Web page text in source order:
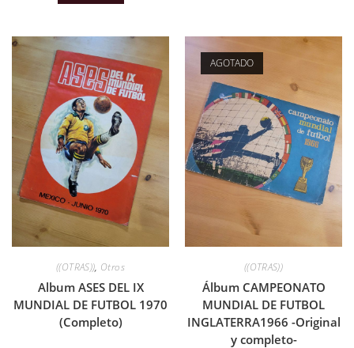
((OTRAS)), Otros
Album ASES DEL IX
MUNDIAL DE FUTBOL 1970
(Completo)
AGOTADO
((OTRAS))
Álbum CAMPEONATO
MUNDIAL DE FUTBOL
INGLATERRA1966 -Original
y completo-